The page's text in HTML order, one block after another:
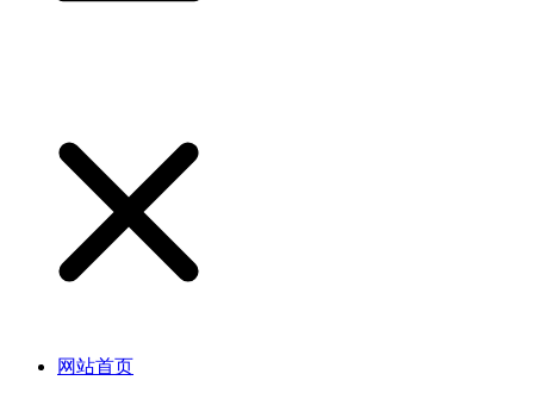
网站首页